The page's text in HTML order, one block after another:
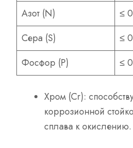
Азот (N)
≤
Сера (S)
≤
Фосфор (P)
≤
Хром (Cr):
коррозионной
сплава к окислению.